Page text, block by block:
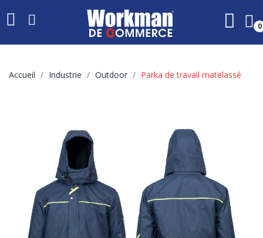
0
Accueil Industrie Outdoor Parka de travail matelassé